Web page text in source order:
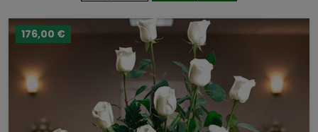
176,00 €